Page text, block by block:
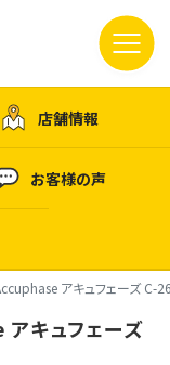
店舗情報
お客様の声
アキュフェーズ C-
キュフェーズ